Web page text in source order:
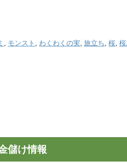
モンスト わくわくの実 旅立ち 桜
儲け情報